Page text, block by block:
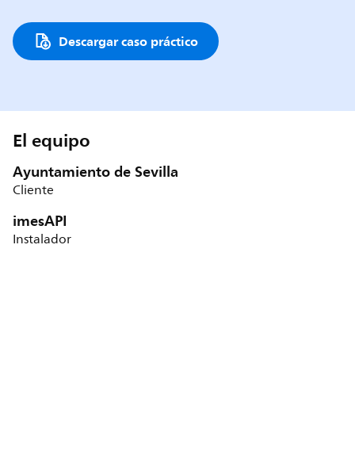
Descargar caso práctico
El equipo
Ayuntamiento de Sevilla
Cliente
imesAPI
Instalador